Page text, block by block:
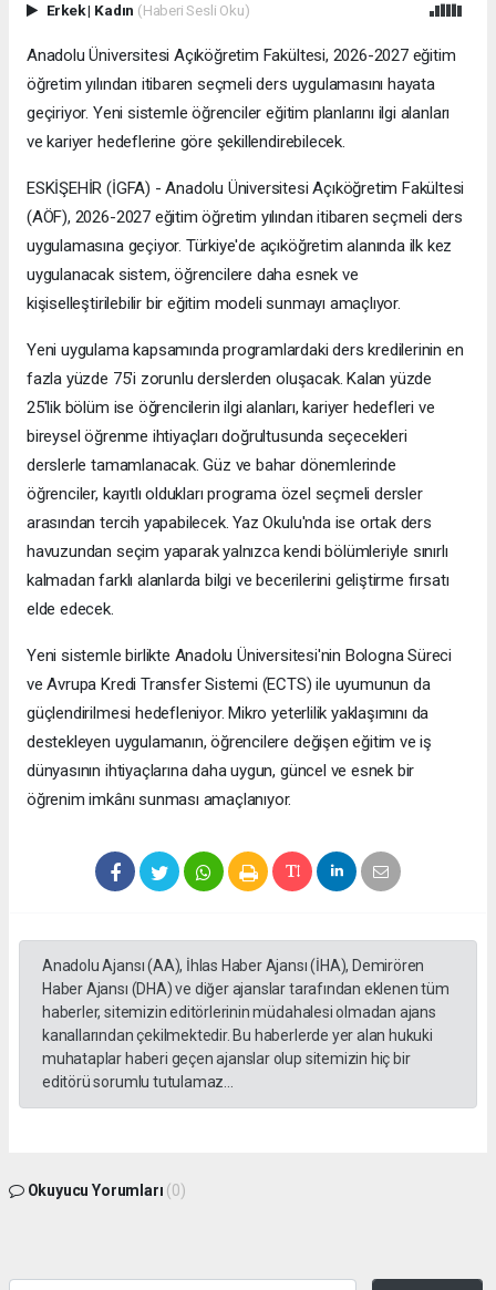
Erkek| Kadın (Haberi Sesli Oku)
Anadolu Üniversitesi Açıköğretim Fakültesi, 2026-2027 eğitim
öğretim yılından itibaren seçmeli ders uygulamasını hayata
geçiriyor. Yeni sistemle öğrenciler eğitim planlarını ilgi alanları
ve kariyer hedeflerine göre şekillendirebilecek.
ESKİŞEHİR (İGFA) - Anadolu Üniversitesi Açıköğretim Fakültesi
(AÖF), 2026-2027 eğitim öğretim yılından itibaren seçmeli ders
uygulamasına geçiyor. Türkiye'de açıköğretim alanında ilk kez
uygulanacak sistem, öğrencilere daha esnek ve
kişiselleştirilebilir bir eğitim modeli sunmayı amaçlıyor.
Yeni uygulama kapsamında programlardaki ders kredilerinin en
fazla yüzde 75'i zorunlu derslerden oluşacak. Kalan yüzde
25'lik bölüm ise öğrencilerin ilgi alanları, kariyer hedefleri ve
bireysel öğrenme ihtiyaçları doğrultusunda seçecekleri
derslerle tamamlanacak. Güz ve bahar dönemlerinde
öğrenciler, kayıtlı oldukları programa özel seçmeli dersler
arasından tercih yapabilecek. Yaz Okulu'nda ise ortak ders
havuzundan seçim yaparak yalnızca kendi bölümleriyle sınırlı
kalmadan farklı alanlarda bilgi ve becerilerini geliştirme fırsatı
elde edecek.
Yeni sistemle birlikte Anadolu Üniversitesi'nin Bologna Süreci
ve Avrupa Kredi Transfer Sistemi (ECTS) ile uyumunun da
güçlendirilmesi hedefleniyor. Mikro yeterlilik yaklaşımını da
destekleyen uygulamanın, öğrencilere değişen eğitim ve iş
dünyasının ihtiyaçlarına daha uygun, güncel ve esnek bir
öğrenim imkânı sunması amaçlanıyor.
Anadolu Ajansı (AA), İhlas Haber Ajansı (İHA), Demirören
Haber Ajansı (DHA) ve diğer ajanslar tarafından eklenen tüm
haberler, sitemizin editörlerinin müdahalesi olmadan ajans
kanallarından çekilmektedir. Bu haberlerde yer alan hukuki
muhataplar haberi geçen ajanslar olup sitemizin hiç bir
editörü sorumlu tutulamaz...
Okuyucu Yorumları (0)